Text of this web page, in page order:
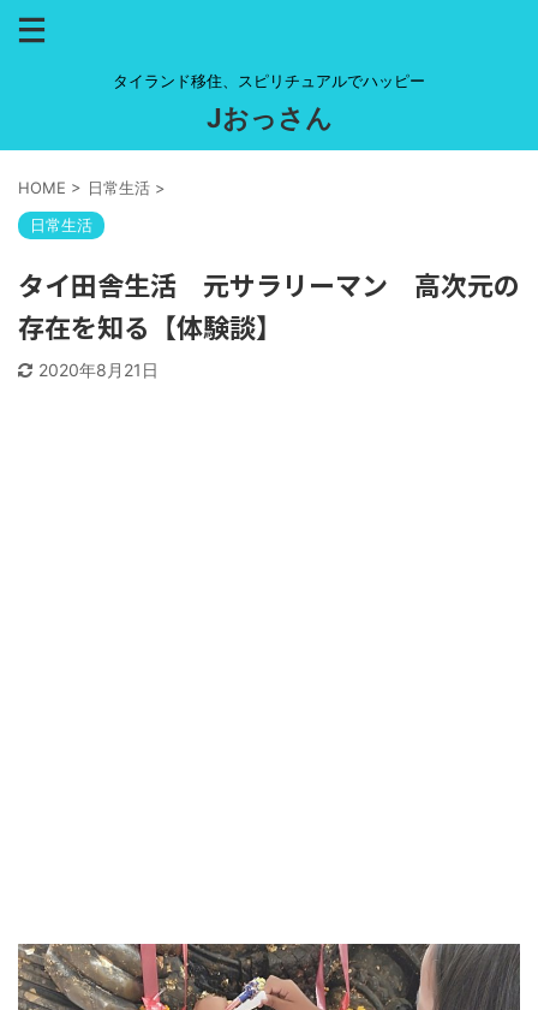
タイランド移住、スピリチュアルでハッピー
Jおっさん
HOME > 日常生活 >
日常生活
タイ田舎生活 元サラリーマン 高次元の
存在を知る【体験談】
2020年8月21日